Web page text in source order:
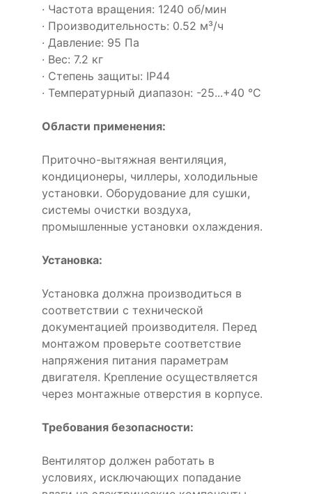
· Частота вращения: 1240 об/мин
· Производительность: 0.52 м³/ч
· Давление: 95 Па
· Вес: 7.2 кг
· Степень защиты: IP44
· Температурный диапазон: -25...+40 °C
Области применения:
Приточно-вытяжная вентиляция,
кондиционеры, чиллеры, холодильные
установки. Оборудование для сушки,
системы очистки воздуха,
промышленные установки охлаждения.
Установка:
Установка должна производиться в
соответствии с технической
документацией производителя. Перед
монтажом проверьте соответствие
напряжения питания параметрам
двигателя. Крепление осуществляется
через монтажные отверстия в корпусе.
Требования безопасности:
Вентилятор должен работать в
условиях, исключающих попадание